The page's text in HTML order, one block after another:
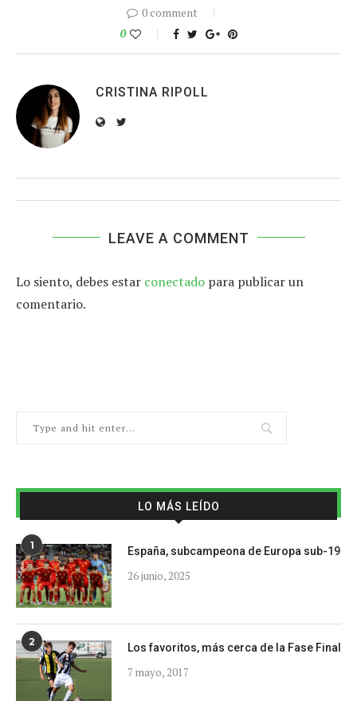
0 comment
0
CRISTINA RIPOLL
LEAVE A COMMENT
Lo siento, debes estar conectado para publicar un
comentario.
LO MÁS LEÍDO
1 España, subcampeona de Europa sub-19
26 junio, 2025
2 Los favoritos, más cerca de la Fase Final
7 mayo, 2017